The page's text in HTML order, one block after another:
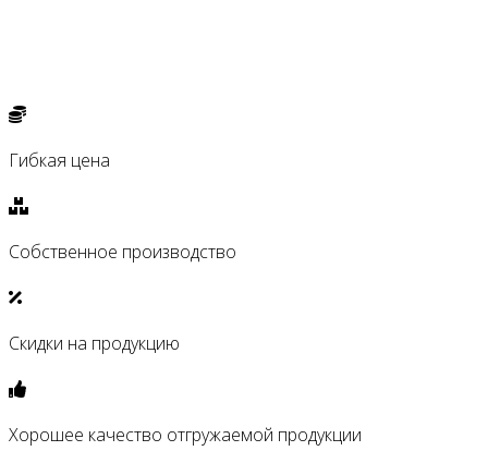
Гибкая цена
Собственное производство
Скидки на продукцию
Хорошее качество отгружаемой продукции